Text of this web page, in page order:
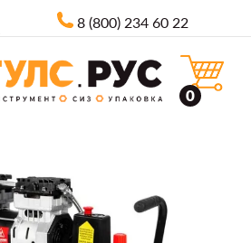
8 (800) 234 60 22
0